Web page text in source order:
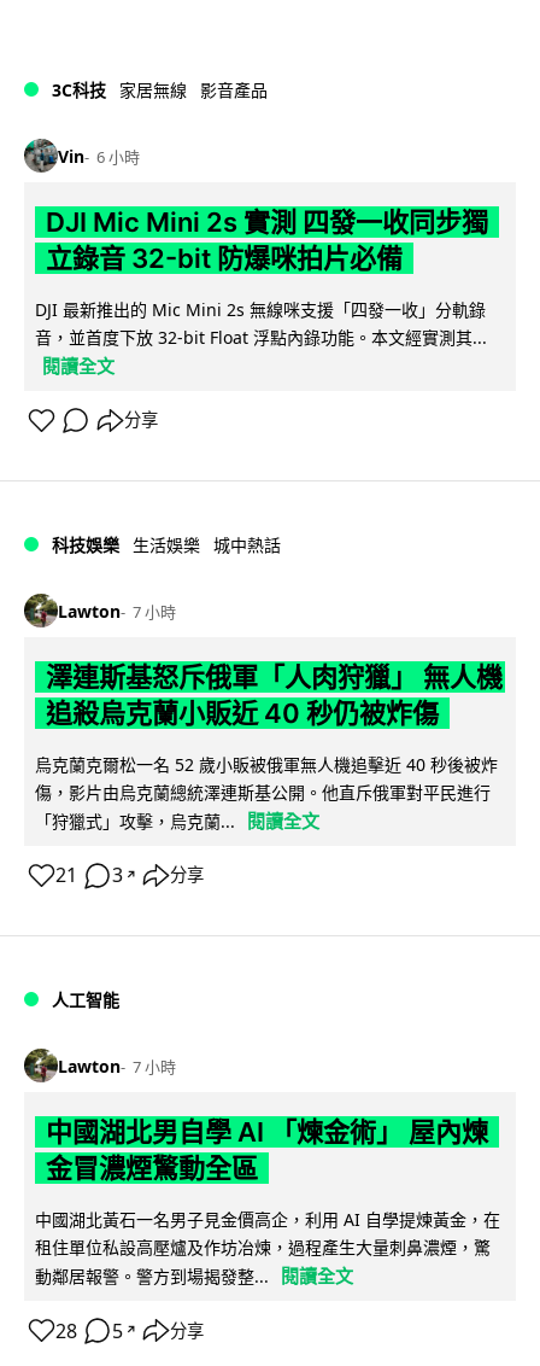
3C科技 家居無線 影音產品
Vin 6 小時
DJI Mic Mini 2s 實測 四發一收同步獨
立錄音 32-bit 防爆咪拍片必備
DJI 最新推出的 Mic Mini 2s 無線咪支援「四發一收」分軌錄
音，並首度下放 32-bit Float 浮點內錄功能。本文經實測其...
閱讀全文
分享
科技娛樂 生活娛樂 城中熱話
Lawton 7 小時
澤連斯基怒斥俄軍「人肉狩獵」 無人機
追殺烏克蘭小販近 40 秒仍被炸傷
烏克蘭克爾松一名 52 歲小販被俄軍無人機追擊近 40 秒後被炸
傷，影片由烏克蘭總統澤連斯基公開。他直斥俄軍對平民進行
「狩獵式」攻擊，烏克蘭...
閱讀全文
21 3 ↗ 分享
人工智能
Lawton 7 小時
中國湖北男自學 AI 「煉金術」 屋內煉
金冒濃煙驚動全區
中國湖北黃石一名男子見金價高企，利用 AI 自學提煉黃金，在
租住單位私設高壓爐及作坊冶煉，過程產生大量刺鼻濃煙，驚
動鄰居報警。警方到場揭發整...
閱讀全文
28 5 ↗ 分享